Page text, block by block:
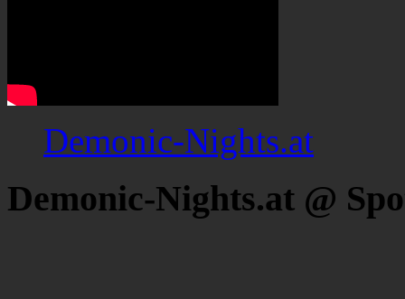
Demonic-Nights.at
Demonic-Nights.at @